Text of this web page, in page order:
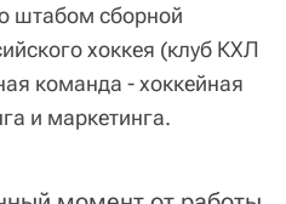
штабом сборной
хоккея (клуб КХЛ
команда - хоккейная
и маркетинга.